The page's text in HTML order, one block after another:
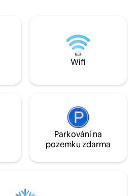
k dispozici na
všechna
cestovatelů zde
obrázky a přečíst
Wifi
Parkování na
pozemku zdarma